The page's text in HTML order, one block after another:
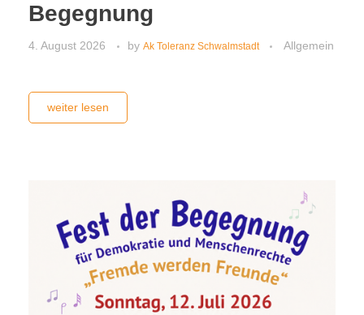
Begegnung
4. August 2026 by Ak Toleranz Schwalmstadt Allgemein
weiter lesen